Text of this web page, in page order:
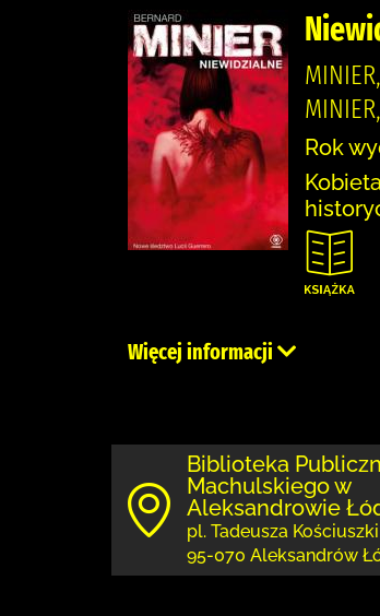
Rok
Więcej informacji
Biblioteka
Machulskiego w
Aleksandrowie
pl. Tadeusza Kościuszki
95-070 Aleksandrów